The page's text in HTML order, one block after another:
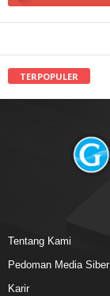
TERPOPULER
Tentang Kami
Pedoman Media Siber
Karir